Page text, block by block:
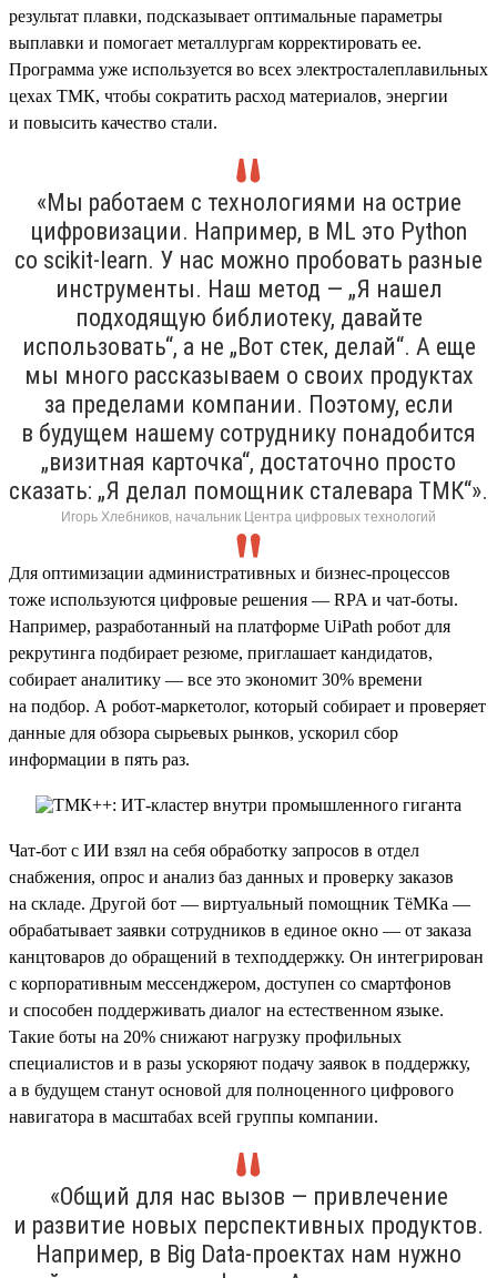
результат плавки, подсказывает оптимальные параметры
выплавки и помогает металлургам корректировать ее.
Программа уже используется во всех электросталеплавильных
цехах ТМК, чтобы сократить расход материалов, энергии
и повысить качество стали.
«Мы работаем с технологиями на острие
цифровизации. Например, в ML это Python
со scikit-learn. У нас можно пробовать разные
инструменты. Наш метод — „Я нашел
подходящую библиотеку, давайте
использовать“, а не „Вот стек, делай“. А еще
мы много рассказываем о своих продуктах
за пределами компании. Поэтому, если
в будущем нашему сотруднику понадобится
„визитная карточка“, достаточно просто
сказать: „Я делал помощник сталевара ТМК“».
Игорь Хлебников, начальник Центра цифровых технологий
Для оптимизации административных и бизнес-процессов
тоже используются цифровые решения — RPA и чат-боты.
Например, разработанный на платформе UiPath робот для
рекрутинга подбирает резюме, приглашает кандидатов,
собирает аналитику — все это экономит 30% времени
на подбор. А робот-маркетолог, который собирает и проверяет
данные для обзора сырьевых рынков, ускорил сбор
информации в пять раз.
Чат-бот с ИИ взял на себя обработку запросов в отдел
снабжения, опрос и анализ баз данных и проверку заказов
на складе. Другой бот — виртуальный помощник ТёМКа —
обрабатывает заявки сотрудников в единое окно — от заказа
канцтоваров до обращений в техподдержку. Он интегрирован
с корпоративным мессенджером, доступен со смартфонов
и способен поддерживать диалог на естественном языке.
Такие боты на 20% снижают нагрузку профильных
специалистов и в разы ускоряют подачу заявок в поддержку,
а в будущем станут основой для полноценного цифрового
навигатора в масштабах всей группы компании.
«Общий для нас вызов — привлечение
и развитие новых перспективных продуктов.
Например, в Big Data-проектах нам нужно